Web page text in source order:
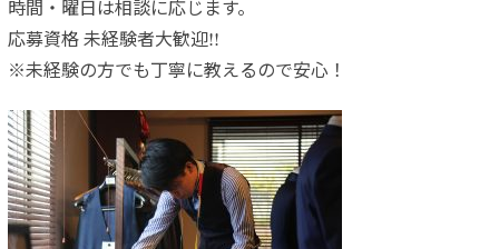
時間・曜日は相談に応じます。
応募資格 未経験者大歓迎!!
※未経験の方でも丁寧に教えるので安心！